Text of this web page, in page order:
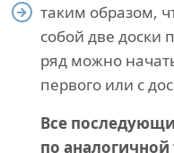
таким образом,
собой две доски
ряд можно
первого или с
Все
по аналогичной